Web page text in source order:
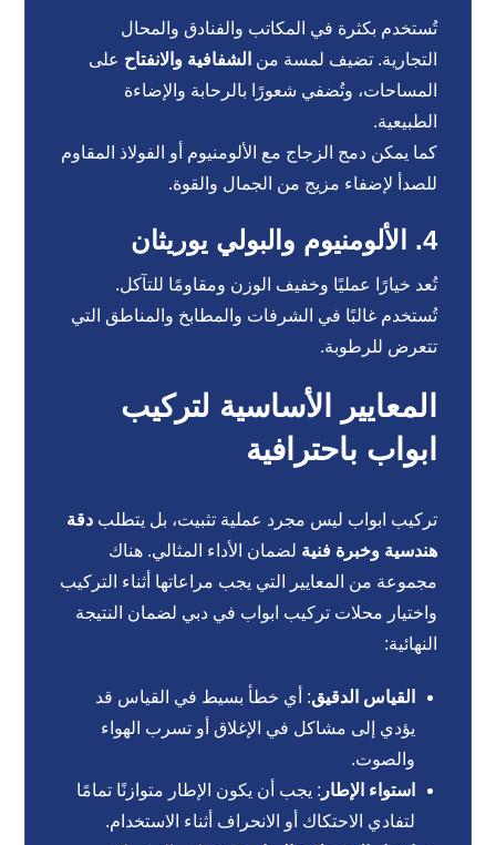
تُستخدم بكثرة في المكاتب والفنادق والمحال
التجارية. تضيف لمسة من الشفافية والانفتاح على
المساحات، وتُضفي شعورًا بالرحابة والإضاءة
الطبيعية.
كما يمكن دمج الزجاج مع الألومنيوم أو الفولاذ المقاوم
للصدأ لإضفاء مزيج من الجمال والقوة.
4. الألومنيوم والبولي يوريثان
تُعد خيارًا عمليًا وخفيف الوزن ومقاومًا للتآكل.
تُستخدم غالبًا في الشرفات والمطابخ والمناطق التي
تتعرض للرطوبة.
المعايير الأساسية لتركيب
ابواب باحترافية
تركيب ابواب ليس مجرد عملية تثبيت، بل يتطلبدقة
هندسية وخبرة فنية لضمان الأداء المثالي. هناك
مجموعة من المعايير التي يجب مراعاتها أثناء التركيب
واختيار محلات تركيب ابواب في دبي لضمان النتيجة
النهائية:
القياس الدقيق: أي خطأ بسيط في القياس قد
يؤدي إلى مشاكل في الإغلاق أو تسرب الهواء
والصوت.
استواء الإطار : يجب أن يكون الإطار متوازنًا تمامًا
لتفادي الاحتكاك أو الانحراف أثناء الاستخدام.